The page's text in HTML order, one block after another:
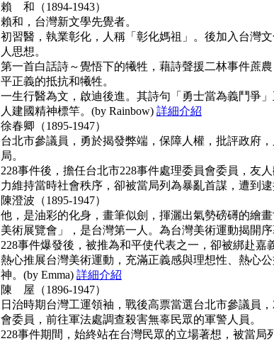
賴 和（1894-1943）
賴和，台灣新文學先覺者。
初習醫，執業彰化，人稱「彰化媽祖」。後加入台灣
人思想。
第一首白話詩～覺悟下的犧牲，藉詩聲援二林事件蔗
平正義的抵抗和犧牲。
一生行醫為文，啟迪後進。其詩句「勇士當為義鬥爭
人建國精神標竿。(by Rainbow) 詳細介紹
徐春卿（1895-1947）
台北市參議員，勇於揭發弊端，保障人權，批評政府
局。
228事件後，擔任台北市228事件處理委員會委員，友
力維持當時社會秩序，卻被當局列為暴亂首謀，遭到逮
陳澄波（1895-1947）
他，是油彩的化身，畫筆似劍，揮灑出氣勢磅礡的繪
美術展覽會」，是台灣第一人。為台灣美術運動揭開
228事件爆發後，被推為和平使代表之一，卻被綁赴嘉
熱心推展台灣美術運動，充滿正義感與理想性、熱心
神。(by Emma) 詳細介紹
陳 屋（1896-1947）
日治時期台灣工運領袖，戰後高票當選台北市參議員
會委員，前往軍法處調查殺害無辜民眾的軍警人員。
228事件期間，始終站在台灣民眾的立場著想，被當局